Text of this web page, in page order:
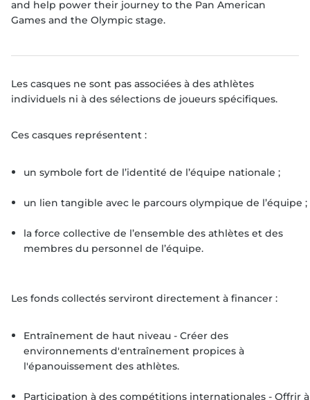
and help power their journey to the Pan American
Games and the Olympic stage.
Les casques ne sont pas associées à des athlètes
individuels ni à des sélections de joueurs spécifiques.
Ces casques représentent :
un symbole fort de l’identité de l’équipe nationale ;
un lien tangible avec le parcours olympique de l’équipe ;
la force collective de l’ensemble des athlètes et des
membres du personnel de l’équipe.
Les fonds collectés serviront directement à financer :
Entraînement de haut niveau - Créer des
environnements d'entraînement propices à
l'épanouissement des athlètes.
Participation à des compétitions internationales - Offrir à